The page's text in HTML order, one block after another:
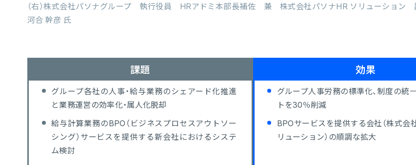
（右）株式会社パソナグループ 執行役員 HRアドミ本部長補佐 兼 株式会社パソナHR ソリューション
河合 幹彦 氏
課題
グループ各社の人事・給与業務のシェアード化推進
と業務運営の効率化・属人化脱却
給与計算業務のBPO（ビジネスプロセスアウトソー
シング）サービスを提供する新会社におけるシステ
ム検討
効果
グループ人事労務の標準化、制度の統
トを30％削減
BPOサービスを提供する会社（株式会
リューション）の順調な拡大